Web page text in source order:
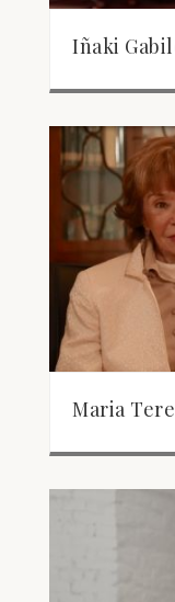
Iñaki
Maria